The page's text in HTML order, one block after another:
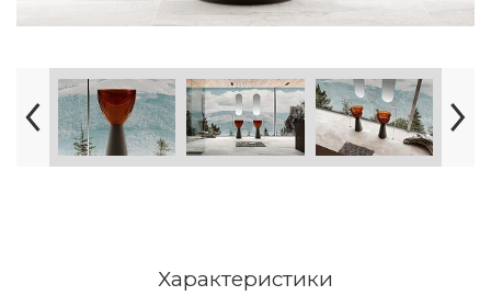
Характеристики